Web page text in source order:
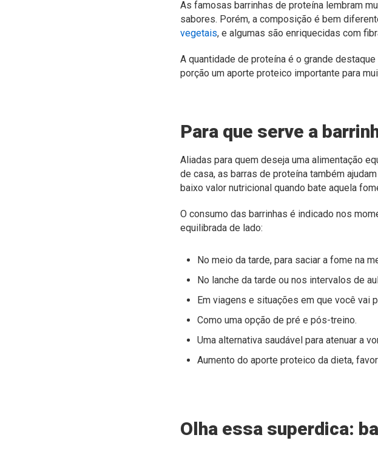
As famosas barrinhas de proteína lembram
sabores. Porém, a composição é bem
vegetais, e algumas são enriquecidas com
A quantidade de proteína é o grande
porção um aporte proteico importante para
Para que serve a
Aliadas para quem deseja uma alimentação
de casa, as barras de proteína também
baixo valor nutricional quando bate aquela
O consumo das barrinhas é indicado nos
equilibrada de lado:
No meio da tarde, para saciar a fome na
No lanche da tarde ou nos intervalos de
Em viagens e situações em que você vai
Como uma opção de pré e pós-treino.
Uma alternativa saudável para atenuar a
Aumento do aporte proteico da dieta,
Olha essa superdica: